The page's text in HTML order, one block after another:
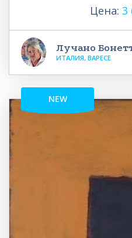
Цена: 3
Лучано
ИТАЛИЯ, ВАРЕСЕ
NEW